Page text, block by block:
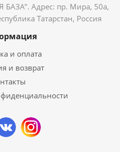
Адрес: пр. Мира, 50а,
Татарстан, Россия
и оплата
и возврат